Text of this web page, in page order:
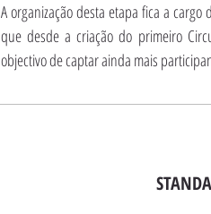
A organização desta etapa fica a
que desde a criação do primeiro
objectivo de captar ainda mais